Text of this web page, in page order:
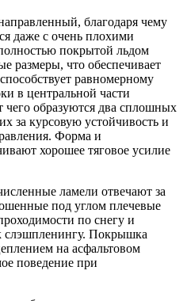
благодаря чему
даже с очень плохими
покрытой льдом
размеры, что обеспечивает
равномерному
в центральной части
чего образуются два сплошных
за курсовую устойчивость и
Форма и
хорошее тяговое усилие
ламели отвечают за
под углом плечевые
по снегу и
слэшпленингу. Покрышка
на асфальтовом
поведение при